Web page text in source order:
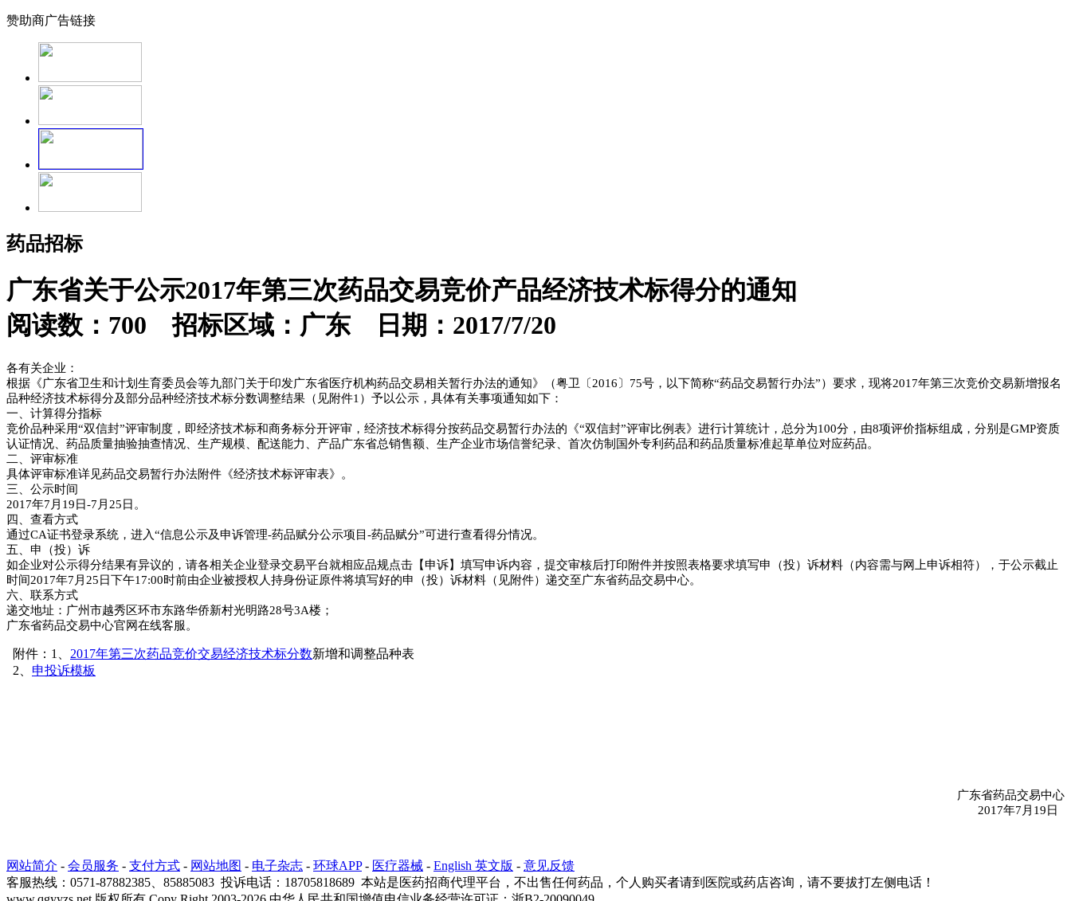
赞助商广告链接
药品招标
广东省关于公示2017年第三次药品交易竞价产品经济技术标得分的通知
阅读数：700 招标区域：广东 日期：2017/7/20
各有关企业：
根据《广东省卫生和计划生育委员会等九部门关于印发广东省医疗机构药品交易相关暂行办法的通知》（粤卫〔2016〕75号，以下简称“药品交易暂行办法”）要求，现将2017年第三次竞价交易新增报名
品种经济技术标得分及部分品种经济技术标分数调整结果（见附件1）予以公示，具体有关事项通知如下：
一、计算得分指标
竞价品种采用“双信封”评审制度，即经济技术标和商务标分开评审，经济技术标得分按药品交易暂行办法的《“双信封”评审比例表》进行计算统计，总分为100分，由8项评价指标组成，分别是GMP资质
认证情况、药品质量抽验抽查情况、生产规模、配送能力、产品广东省总销售额、生产企业市场信誉纪录、首次仿制国外专利药品和药品质量标准起草单位对应药品。
二、评审标准
具体评审标准详见药品交易暂行办法附件《经济技术标评审表》。
三、公示时间
2017年7月19日-7月25日。
四、查看方式
通过CA证书登录系统，进入“信息公示及申诉管理-药品赋分公示项目-药品赋分”可进行查看得分情况。
五、申（投）诉
如企业对公示得分结果有异议的，请各相关企业登录交易平台就相应品规点击【申诉】填写申诉内容，提交审核后打印附件并按照表格要求填写申（投）诉材料（内容需与网上申诉相符），于公示截止
时间2017年7月25日下午17:00时前由企业被授权人持身份证原件将填写好的申（投）诉材料（见附件）递交至广东省药品交易中心。
六、联系方式
递交地址：广州市越秀区环市东路华侨新村光明路28号3A楼；
广东省药品交易中心官网在线客服。
附件：1、 2017年第三次药品竞价交易经济技术标分数新增和调整品种表
2、 申投诉模板
广东省药品交易中心
2017年7月19日
网站简介 - 会员服务 - 支付方式 - 网站地图 - 电子杂志 - 环球APP- 医疗器械 - English 英文版 - 意见反馈
客服热线：0571-87882385、85885083 投诉电话：18705818689 本站是医药招商代理平台，不出售任何药品，个人购买者请到医院或药店咨询，请不要拔打左侧电话！